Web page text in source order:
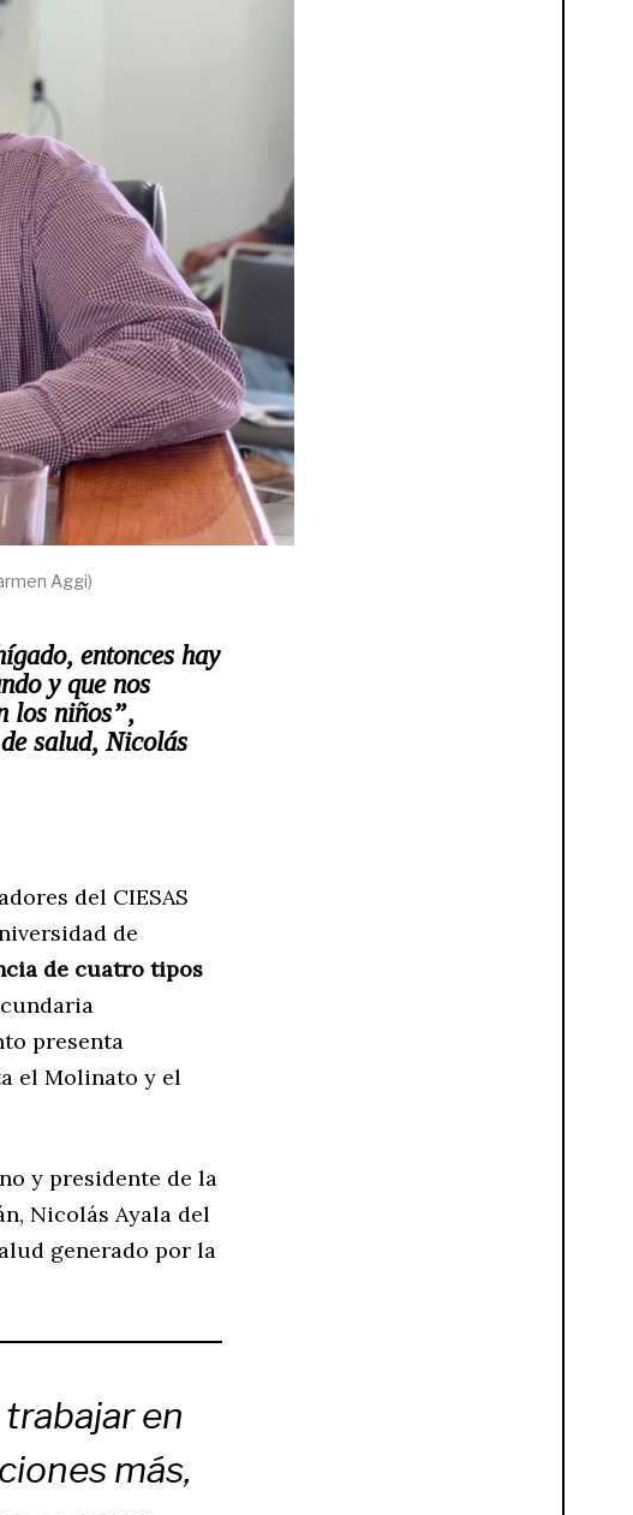
Aggi)
entonces hay
y que nos
los niños”,
salud, Nicolás
del CIESAS
de
de cuatro tipos
presenta
el Molinato y el
y presidente de la
Nicolás Ayala del
generado por la
en
más,